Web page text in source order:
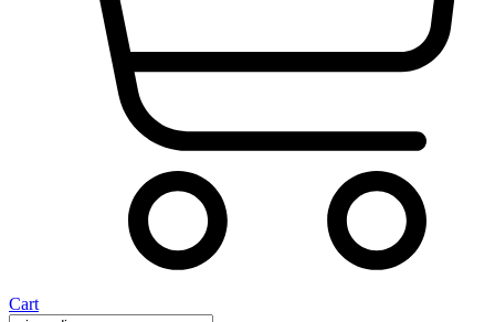
Cart